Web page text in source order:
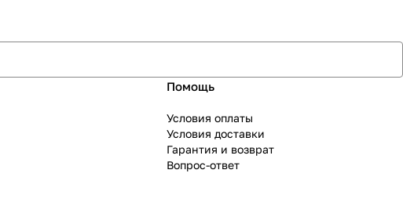
Помощь
Условия оплаты
Условия доставки
Гарантия и возврат
Вопрос-ответ